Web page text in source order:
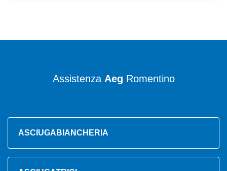
Assistenza Aeg Romentino
ASCIUGABIANCHERIA